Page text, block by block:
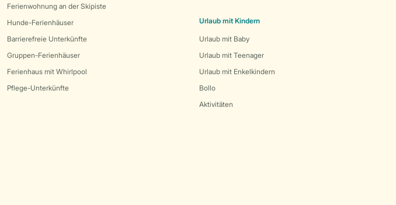
Ferienwohnung an der Skipiste
Hunde-Ferienhäuser
Barrierefreie Unterkünfte
Gruppen-Ferienhäuser
Ferienhaus mit Whirlpool
Pflege-Unterkünfte
Urlaub mit Kindern
Urlaub mit Baby
Urlaub mit Teenager
Urlaub mit Enkelkindern
Bollo
Aktivitäten